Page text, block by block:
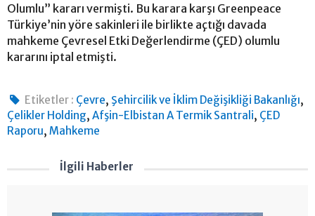
Olumlu” kararı vermişti. Bu karara karşı Greenpeace
Türkiye’nin yöre sakinleri ile birlikte açtığı davada
mahkeme Çevresel Etki Değerlendirme (ÇED) olumlu
kararını iptal etmişti.
Etiketler : Çevre, Şehircilik ve İklim Değişikliği Bakanlığı,
Çelikler Holding, Afşin-Elbistan A Termik Santrali, ÇED
Raporu, Mahkeme
İlgili Haberler